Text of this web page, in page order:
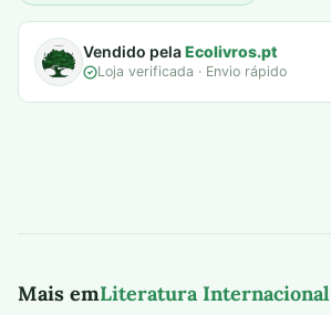
Vendido pelaEcolivros.pt
Loja verificada · Envio rápido
Mais emLiteratura Internacional